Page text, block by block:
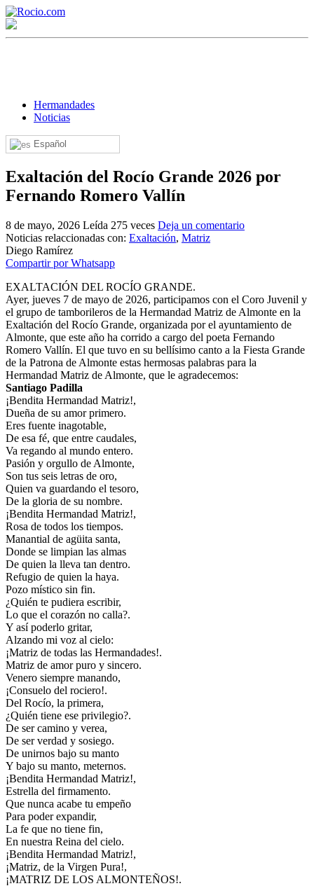
Hermandades
Noticias
Español
Exaltación del Rocío Grande 2026 por
Fernando Romero Vallín
8 de mayo, 2026 Leída 275 veces Deja un comentario
Noticias relaccionadas con: Exaltación, Matriz
Diego Ramírez
Compartir por Whatsapp
EXALTACIÓN DEL ROCÍO GRANDE.
Ayer, jueves 7 de mayo de 2026, participamos con el Coro Juvenil y
el grupo de tamborileros de la Hermandad Matriz de Almonte en la
Exaltación del Rocío Grande, organizada por el ayuntamiento de
Almonte, que este año ha corrido a cargo del poeta Fernando
Romero Vallín. El que tuvo en su bellísimo canto a la Fiesta Grande
de la Patrona de Almonte estas hermosas palabras para la
Hermandad Matriz de Almonte, que le agradecemos:
Santiago Padilla
¡Bendita Hermandad Matriz!,
Dueña de su amor primero.
Eres fuente inagotable,
De esa fé, que entre caudales,
Va regando al mundo entero.
Pasión y orgullo de Almonte,
Son tus seis letras de oro,
Quien va guardando el tesoro,
De la gloria de su nombre.
¡Bendita Hermandad Matriz!,
Rosa de todos los tiempos.
Manantial de agüita santa,
Donde se limpian las almas
De quien la lleva tan dentro.
Refugio de quien la haya.
Pozo místico sin fin.
¿Quién te pudiera escribir,
Lo que el corazón no calla?.
Y así poderlo gritar,
Alzando mi voz al cielo:
¡Matriz de todas las Hermandades!.
Matriz de amor puro y sincero.
Venero siempre manando,
¡Consuelo del rociero!.
Del Rocío, la primera,
¿Quién tiene ese privilegio?.
De ser camino y verea,
De ser verdad y sosiego.
De unirnos bajo su manto
Y bajo su manto, meternos.
¡Bendita Hermandad Matriz!,
Estrella del firmamento.
Que nunca acabe tu empeño
Para poder expandir,
La fe que no tiene fin,
En nuestra Reina del cielo.
¡Bendita Hermandad Matriz!,
¡Matriz, de la Virgen Pura!,
¡MATRIZ DE LOS ALMONTEÑOS!.
¡Bienvenido! Soy el asistente virtual de rocio.com.
¿En qué puedo ayudarte?
Historia de la Virgen del Rocío
¿Cuándo es la romería del Rocío?
¿Cuántas hermandades participan en la romería?
¿Cuándo se construyó la primera ermita?
El traslado cada siete años
¿Cuales son los actos principales que se celebran en el
Rocío?
Quiero hacer el camino,¿que tengo que hacer?
En el Rocío, ¿dónde me alojo?